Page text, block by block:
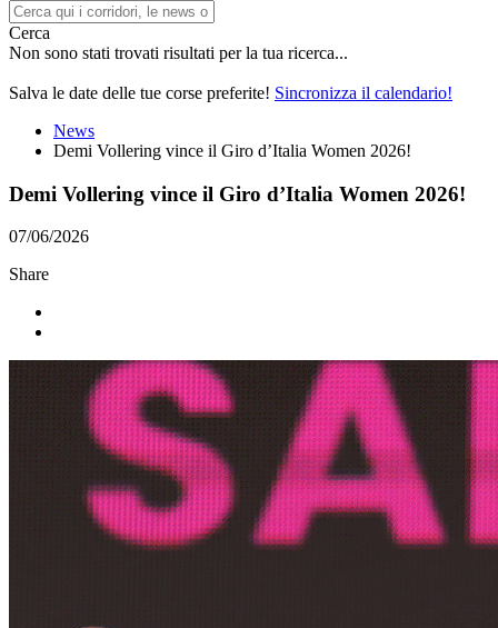
Cerca
Non sono stati trovati risultati per la tua ricerca...
Salva le date delle tue corse preferite! Sincronizza il calendario!
News
Demi Vollering vince il Giro d’Italia Women 2026!
Demi Vollering vince il Giro d’Italia Women 2026!
07/06/2026
Share